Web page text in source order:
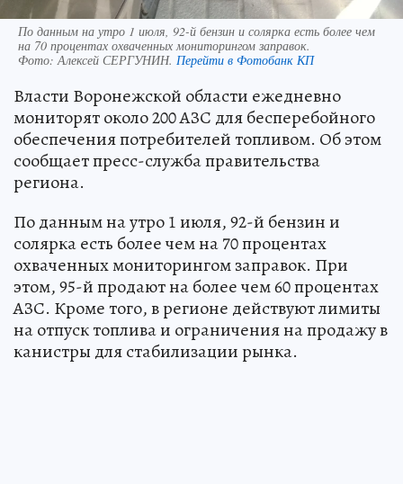
По данным на утро 1 июля, 92-й бензин и солярка есть более чем
на 70 процентах охваченных мониторингом заправок.
Фото: Алексей СЕРГУНИН. Перейти в Фотобанк КП
Власти Воронежской области ежедневно
мониторят около 200 АЗС для бесперебойного
обеспечения потребителей топливом. Об этом
сообщает пресс-служба правительства
региона.
По данным на утро 1 июля, 92-й бензин и
солярка есть более чем на 70 процентах
охваченных мониторингом заправок. При
этом, 95-й продают на более чем 60 процентах
АЗС. Кроме того, в регионе действуют лимиты
на отпуск топлива и ограничения на продажу в
канистры для стабилизации рынка.